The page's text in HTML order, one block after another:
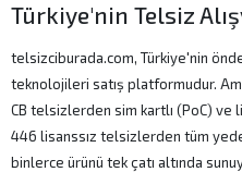
Türkiye'nin Telsiz
telsizciburada.com, Türkiye'nin
teknolojileri satış platformudur.
CB telsizlerden sim kartlı (PoC)
446 lisanssız telsizlerden tüm
binlerce ürünü tek çatı altında